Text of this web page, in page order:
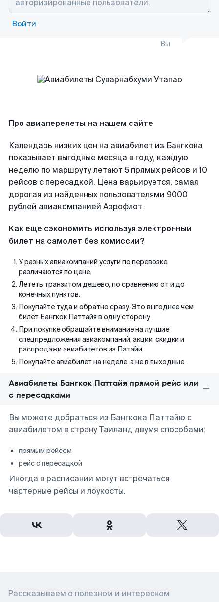
Войти
Вы
Про авиаперелеты на нашем сайте
Календарь низких цен на авиабилет из Бангкока
показывает выгодные месяца в году, каждую
неделю по маршруту летают 5 прямых рейсов и 10
рейсов с пересадкой. Цена варьируется, самая
дорогая из найденных пользователями 9000
рублей авиакомпанией Аэрофлот.
Как еще сэкономить используя электронный
билет на самолет без комиссии?
У разных авиакомпаний услуги по перевозке
различаются по цене.
Лететь транзитом дешево, по сравнению от и до
конечных пунктов.
Покупайте туда и обратно сразу. Это выгоднее чем
билет Бангкок Паттайя в одну сторону.
При покупке обращайте внимание на лучшие
спецпредложения авиакомпаний, акции, скидки и
распродажи авиабилетов из Патайи.
Покупайте авиабилет на неделе, а не в выходные.
Авиабилеты Бангкок Паттайя прямой рейс или
с пересадками
Вы можете добраться из Бангкока Паттайю с
авиабилетом в страну Таиланд двумя способами:
прямым рейсом
рейс с пересадкой
Иногда в расписании могут встречаться
чартерные рейсы и лоукосты.
Рассказываем о полезном и интересном